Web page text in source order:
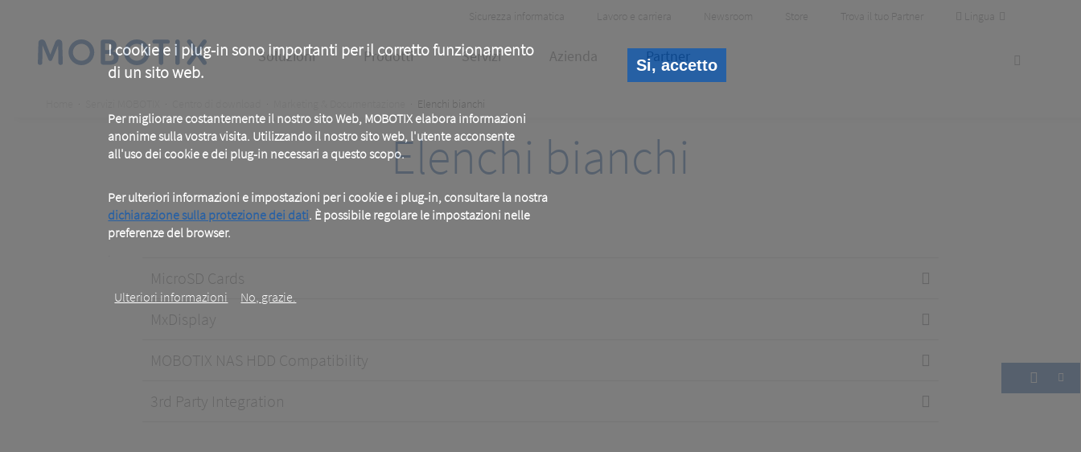
I cookie e i plug-in sono importanti per il corretto funzionamento
di un sito web.
Per migliorare costantemente il nostro sito Web, MOBOTIX elabora informazioni
anonime sulla vostra visita. Utilizzando il nostro sito web, l'utente acconsente
all'uso dei cookie e dei plug-in necessari a questo scopo.
Per ulteriori informazioni e impostazioni per i cookie e i plug-in, consultare la nostra
dichiarazione sulla protezione dei dati. È possibile regolare le impostazioni nelle
preferenze del browser.
Ulteriori informazioni No, grazie.
Si, accetto
content
Header
Meta
Sicurezza informatica Lavoro e carriera Newsroom Store Trova il tuo Partner Lingua
Main
Soluzioni Prodotti Servizi Azienda Partner
Breadcrumb Elenchi bianchi
Elenchi bianchi
MicroSD Cards
MxDisplay
MOBOTIX NAS HDD Compatibility
3rd Party Integration